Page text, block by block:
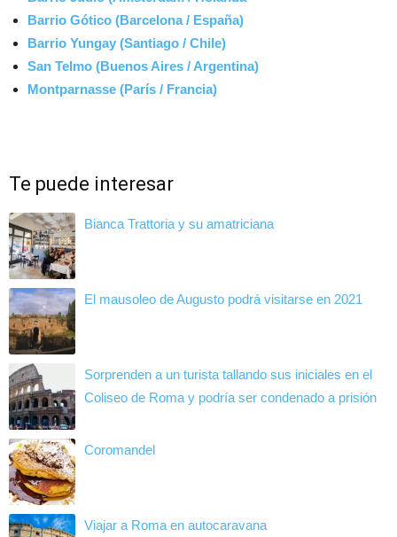
Barrio Gótico (Barcelona / España)
Barrio Yungay (Santiago / Chile)
San Telmo (Buenos Aires / Argentina)
Montparnasse (París / Francia)
Te puede interesar
Bianca Trattoria y su amatriciana
El mausoleo de Augusto podrá visitarse en 2021
Sorprenden a un turista tallando sus iniciales en el
Coliseo de Roma y podría ser condenado a prisión
Coromandel
Viajar a Roma en autocaravana